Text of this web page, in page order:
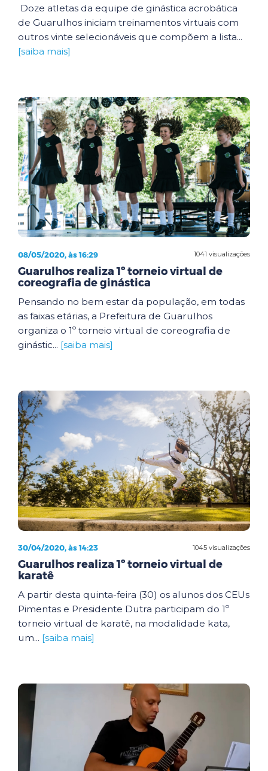
Doze atletas da equipe de ginástica acrobática
de Guarulhos iniciam treinamentos virtuais com
outros vinte selecionáveis que compõem a lista...
[saiba mais]
1041 visualizações
08/05/2020, às 16:29
Guarulhos realiza 1º torneio virtual de
coreografia de ginástica
Pensando no bem estar da população, em todas
as faixas etárias, a Prefeitura de Guarulhos
organiza o 1º torneio virtual de coreografia de
ginástic... [saiba mais]
1045 visualizações
30/04/2020, às 14:23
Guarulhos realiza 1º torneio virtual de
karatê
A partir desta quinta-feira (30) os alunos dos CEUs
Pimentas e Presidente Dutra participam do 1º
torneio virtual de karatê, na modalidade kata,
um... [saiba mais]